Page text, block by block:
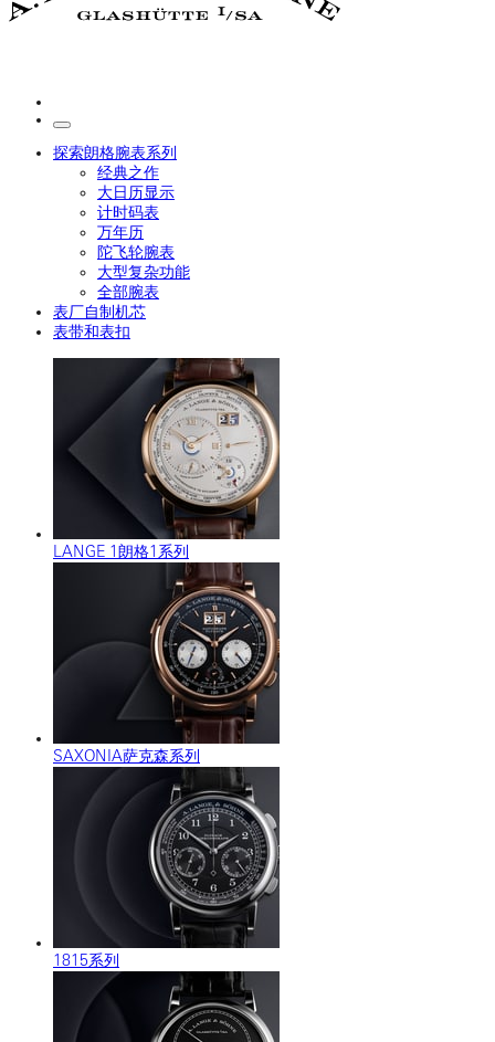
探索朗格腕表系列
经典之作
大日历显示
计时码表
万年历
陀飞轮腕表
大型复杂功能
全部腕表
表厂自制机芯
表带和表扣
LANGE 1朗格1系列
SAXONIA萨克森系列
1815系列